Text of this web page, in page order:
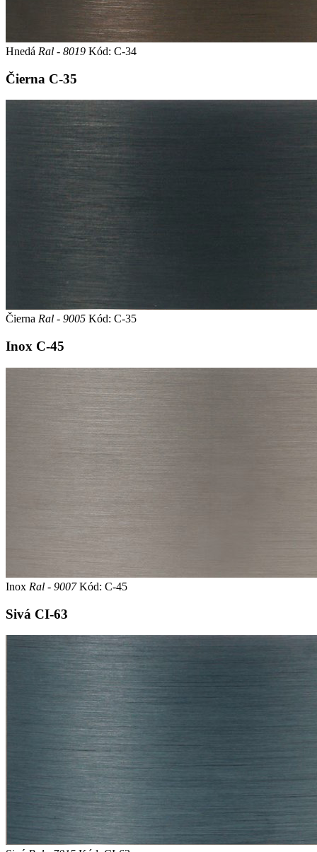
Hnedá Ral - 8019 Kód: C-34
Čierna C-35
Čierna Ral - 9005 Kód: C-35
Inox C-45
Inox Ral - 9007 Kód: C-45
Sivá CI-63